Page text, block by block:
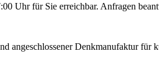
Uhr für Sie erreichbar. Anfragen
Denkmanufaktur für